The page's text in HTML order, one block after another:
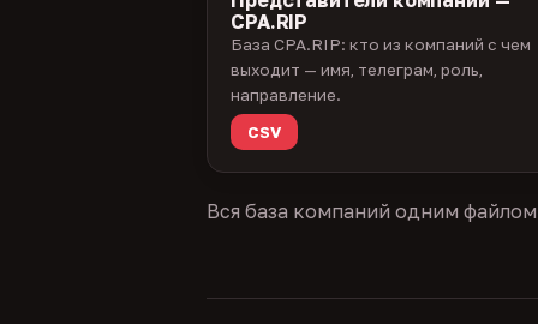
CPA.RIP
База CPA.RIP: кто из компаний с чем
выходит — имя, телеграм, роль,
направление.
CSV
Вся база компаний одним